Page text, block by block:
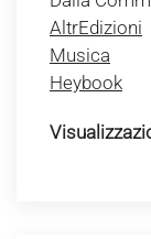
AltrEdizioni
Musica
Heybook